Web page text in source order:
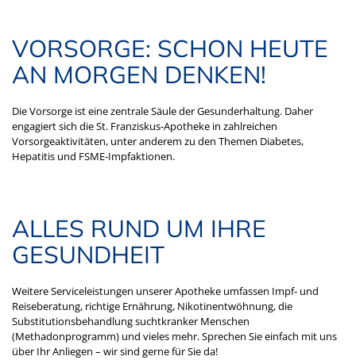
VORSORGE: SCHON HEUTE
AN MORGEN DENKEN!
Die Vorsorge ist eine zentrale Säule der Gesunderhaltung. Daher
engagiert sich die St. Franziskus-Apotheke in zahlreichen
Vorsorgeaktivitäten, unter anderem zu den Themen Diabetes,
Hepatitis und FSME-Impfaktionen.
ALLES RUND UM IHRE
GESUNDHEIT
Weitere Serviceleistungen unserer Apotheke umfassen Impf- und
Reiseberatung, richtige Ernährung, Nikotinentwöhnung, die
Substitutionsbehandlung suchtkranker Menschen
(Methadonprogramm) und vieles mehr. Sprechen Sie einfach mit uns
über Ihr Anliegen – wir sind gerne für Sie da!